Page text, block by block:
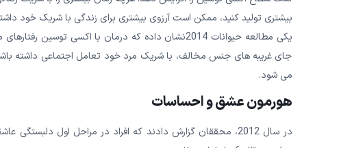
بیشتری تولید کنید، ممکن است آرزوی بیشتری برای زندگی با شریک خود
یکی مطالعه حیوانات 2014نشان داده که درمان با اکسی
جای غریبه های جنس مخالف، با شریک مرد خود تعامل اجتماعی داشته
می شود.
هورمون عشقو احساسات
در سال 2012، محققان گزارش دادند که افراد در مراحل اول